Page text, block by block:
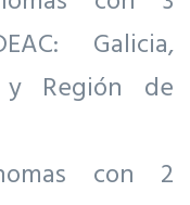
Galicia,
y Región de
con 2